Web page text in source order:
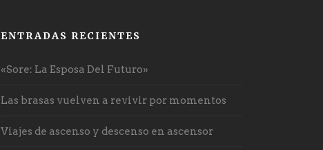
ENTRADAS RECIENTES
«Sore: La Esposa Del Futuro»
Las brasas vuelven a revivir por momentos
Viajes de ascenso y descenso en ascensor